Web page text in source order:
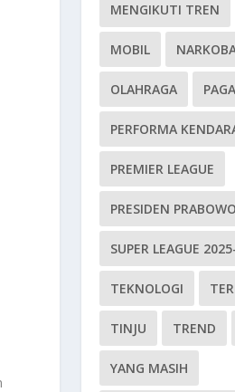
MENGIKUTI TREN
MOBIL
OLAHRAGA
PERFORMA
PREMIER LEAGUE
PRESIDEN PRABOWO
SUPER LEAGUE
TEKNOLOGI
TINJU TREND
YANG MASIH